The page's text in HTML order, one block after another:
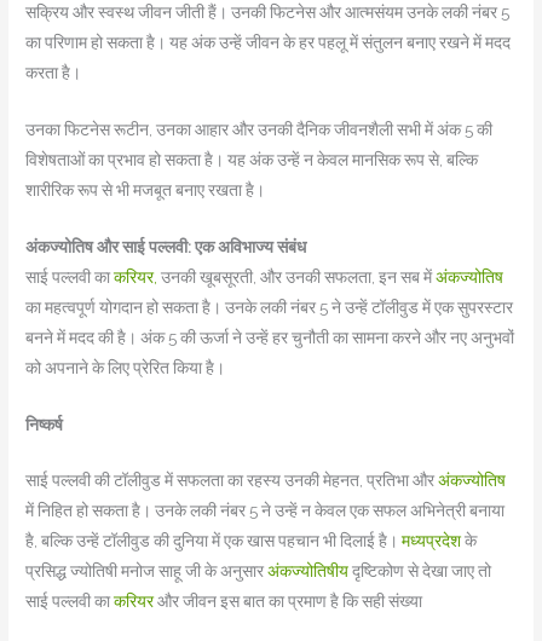
सक्रिय और स्वस्थ जीवन जीती हैं। उनकी फिटनेस और आत्मसंयम उनके लकी नंबर 5
का परिणाम हो सकता है। यह अंक उन्हें जीवन के हर पहलू में संतुलन बनाए रखने में मदद
करता है।
उनका फिटनेस रूटीन, उनका आहार और उनकी दैनिक जीवनशैली सभी में अंक 5 की
विशेषताओं का प्रभाव हो सकता है। यह अंक उन्हें न केवल मानसिक रूप से, बल्कि
शारीरिक रूप से भी मजबूत बनाए रखता है।
अंकज्योतिष और साई पल्लवी: एक अविभाज्य संबंध
साई पल्लवी काकरियर, उनकी खूबसूरती, और उनकी सफलता, इन सब मेंअंकज्योतिष
का महत्वपूर्ण योगदान हो सकता है। उनके लकी नंबर 5 ने उन्हें टॉलीवुड में एक सुपरस्टार
बनने में मदद की है। अंक 5 की ऊर्जा ने उन्हें हर चुनौती का सामना करने और नए अनुभवों
को अपनाने के लिए प्रेरित किया है।
निष्कर्ष
साई पल्लवी की टॉलीवुड में सफलता का रहस्य उनकी मेहनत, प्रतिभा औरअंकज्योतिष
में निहित हो सकता है। उनके लकी नंबर 5 ने उन्हें न केवल एक सफल अभिनेत्री बनाया
है, बल्कि उन्हें टॉलीवुड की दुनिया में एक खास पहचान भी दिलाई है। मध्यप्रदेशके
प्रसिद्ध ज्योतिषी मनोज साहू जी के अनुसारअंकज्योतिषीयदृष्टिकोण से देखा जाए तो
साई पल्लवी काकरियरऔर जीवन इस बात का प्रमाण है कि सही संख्या